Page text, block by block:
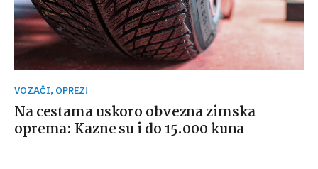
VOZAČI, OPREZ!
Na cestama uskoro obvezna zimska
oprema: Kazne su i do 15.000 kuna